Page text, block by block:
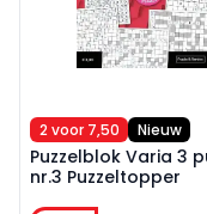
2 voor 7,50 Nieuw
Puzzelblok Varia 3
nr.3 Puzzeltopper